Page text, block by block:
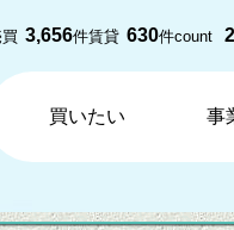
3,656件賃貸 630件count
買いたい 事